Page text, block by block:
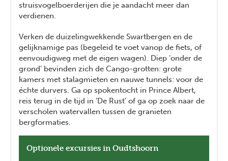
struisvogelboerderijen die je aandacht meer dan
verdienen.
Verken de duizelingwekkende Swartbergen en de
gelijknamige pas (begeleid te voet vanop de fiets, of
eenvoudigweg met de eigen wagen). Diep ‘onder de
grond’ bevinden zich de Cango-grotten: grote
kamers met stalagmieten en nauwe tunnels: voor de
échte durvers. Ga op spokentocht in Prince Albert,
reis terug in de tijd in ‘De Rust’ of ga op zoek naar de
verscholen watervallen tussen de granieten
bergformaties.
Optionele excursies in Oudtshoorn